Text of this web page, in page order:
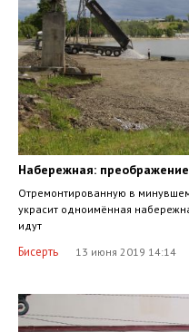
Набережная: преображение
Отремонтированную в
украсит одноимённая
идут
Бисерть 13 июня 2019 14:14